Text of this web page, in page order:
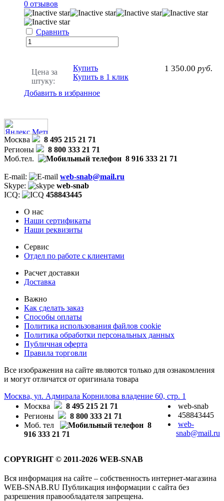
0 отзывов
Сравнить
Цена за
штуку:
1 350.00 руб.
Купить
Купить в 1 клик
Добавить в избранное
Москва
8 495 215 21 71
Регионы
8 800 333 21 71
Моб.тел.
8 916 333 21 71
E-mail:
web-snab@mail.ru
Skype:
web-snab
ICQ:
458843445
О нас
Наши сертификаты
Наши реквизиты
Сервис
Отдел по работе с клиентами
Расчет доставки
Доставка
Важно
Как сделать заказ
Способы оплаты
Политика использования файлов cookie
Политика обработки персональных данных
Публичная оферта
Правила торговли
Все изображения на сайте являются только для ознакомления
и могут отличатся от оригинала товара
Москва, ул. Адмирала Корнилова владение 60, стр. 1
Москва
8 495 215 21 71
Регионы
8 800 333 21 71
Моб. тел
8
916 333 21 71
web-snab
458843445
web-
snab@mail.ru
COPYRIGHT © 2011-2026 WEB-SNAB
Вся информация на сайте – собственность интернет-магазина
WEB-SNAB.RU Публикация информации с сайта без
разрешения правообладателя запрещена.